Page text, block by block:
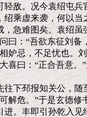
敌。况今袁绍屯
乘虚来袭，何以当
，急难图矣。袁绍
曰：“吾欲东征刘备
妒忌，不足忧也。
喜曰：“正合吾意。
邳报知关公，随
解危。”于是玄德修
。丰即引孙乾入